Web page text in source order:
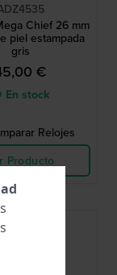
Chief 26 mm
piel estampada
gris
€
En stock
Relojes
Producto